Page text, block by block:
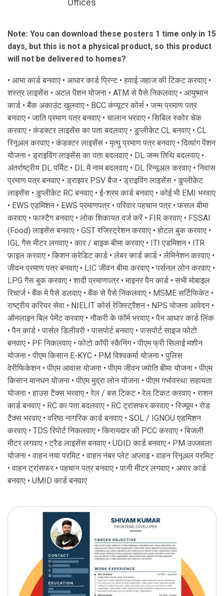
Offices
Note: You can download these posters 1 time only in 15
days, but this is not a physical product, so this product
will not be delivered to homes?
• आभा कार्ड बनवाए • आधार कार्ड प्रिन्ट • हवाई जहाज की टिकट करवाए •
शस्त्र लाइसेंस • अटल पेंशन योजना • ATM से पैसे निकलवाए • आयुष्मान
कार्ड • बैंक अकाउंट खुलवाए • BCC कंप्यूटर कोर्स • जन्म प्रमाण पत्र
बनवाए • जाति प्रमाण पत्र बनवाए • चालान भरवाए • सिबिल स्कोर चेक
करवाए • कंडक्टर लाइसेंस का पता बदलवाए • डुप्लीकेट CL बनवाए • CL
रिनूअल करवाए • कंडक्टर लाइसेंस • मृत्यु प्रमाण पत्र बनवाए • दिव्यांग पेंशन
योजना • ड्राइविंग लाइसेंस का पता बदलवाए • DL जन्म तिथि बदलवाए •
अंतर्राष्ट्रीय DL पर्मिट • DL में नाम बदलवाए • DL रिन्यूअल करवाए • निवास
प्रमाण पत्र बनवाए • ड्राइवर PSV बैज • ड्राइविंग लाइसेंस • डुप्लीकेट
लाइसेंस • डुप्लीकेट RC बनवाए • ई-श्रम कार्ड बनवाए • कोई भी EMI भरवाए
• EWS एडमिशन • EWS प्रमाणपत्र • परिवार पहचान पत्र • फसल बीमा
करवाए • फास्टैग बनवाए • लोक शिकायत दर्ज करें • FIR करवाए • FSSAI
(Food) लाइसेंस बनवाए • GST रजिस्ट्रेशन करवाए • होटल बुक करवाए •
IGL गैस मीटर लगवाए • कार / बाइक बीमा करवाए • ITI एडमिशन • ITR
फ़ाइल करवाए • किशन क्रेडिट कार्ड • लेबर कार्ड कार्ड • लेमिनेशन करवाए •
जीवन प्रमाण पत्र बनवाए • LIC जीवन बीमा करवाए • पर्सनल लोन करवाए •
LPG गैस बुक करवाए • शादी प्रमाणपत्र • माइनर पैन कार्ड • सभी मोबाइल
रिचार्ज • बैंक मे पैसे डलवाए • बैंक से पैसे निकलवाए • MSME सर्टिफिकेट •
राष्ट्रीय करियर सेवा • NIELIT कोर्स रेजिस्ट्रैशन • NPS योजना आवेदन •
ऑनलाइन बिल पेमेंट करवाए • नौकरी के फॉर्म भरवाए • पैन आधार कार्ड लिंक
• पैन कार्ड • पार्सल डिलीवरी • पासपोर्ट बनवाए • पासपोर्ट साइज फोटो
बनवाए • PF निकलवाए • फोटो कॉपी स्कैनिंग • पीएम फ्री सिलाई मशीन
योजना • पीएम किसान E-KYC • PM विश्वकर्मा योजना • पुलिस
वेरीफिकेशन • पीएम आवास योजना • पीएम जीवन ज्योति बीमा योजना • पीएम
किसान मानधन योजना • पीएम मुद्रा लोन योजना • पीएम गर्भावस्था सहायता
योजना • हाउस टैक्स भरवाए • रेल / बस टिकट • रेल टिकट करवाए • राशन
कार्ड बनवाए • RC का पता बदलवाए • RC ट्रांसफर करवाए • रिज्यूम • रोड
टैक्स भरवाए • वरिष्ठ नागरिक कार्ड बनवाए • SOL / IGNOU एडमिशन
करवाए • TDS रिपोर्ट निकलवाए • किरायदार की PCC करवाए • बिजली
मीटर लगवाए • ट्रैड लाइसेंस बनवाए • UDID कार्ड बनवाए • PM उज्जवला
योजना • वाहन नया परमिट • वाहन नंबर प्लेट अप्लाइ • वाहन रिनूअल परमिट
• वाहन ट्रांसफर • पहचान पत्र बनवाए • पानी मीटर लगवाए • अपार कार्ड
बनवाए • UMID कार्ड बनवाए